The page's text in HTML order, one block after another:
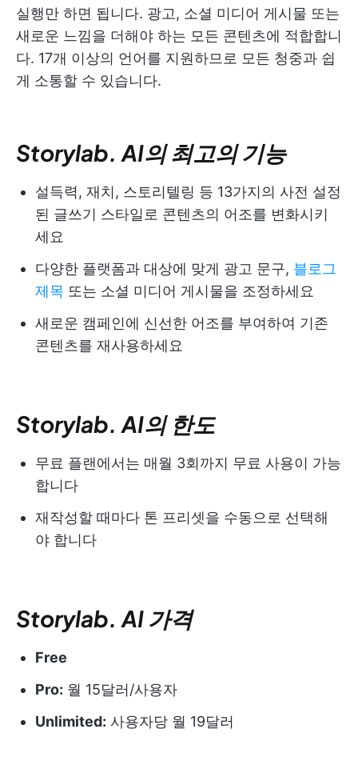
실행만 하면 됩니다. 광고, 소셜 미디어 게시물 또는
새로운 느낌을 더해야 하는 모든 콘텐츠에 적합합니
다. 17개 이상의 언어를 지원하므로 모든 청중과 쉽
게 소통할 수 있습니다.
Storylab. AI의 최고의 기능
설득력, 재치, 스토리텔링 등 13가지의 사전 설정
된 글쓰기 스타일로 콘텐츠의 어조를 변화시키
세요
다양한 플랫폼과 대상에 맞게 광고 문구, 블로그
제목 또는 소셜 미디어 게시물을 조정하세요
새로운 캠페인에 신선한 어조를 부여하여 기존
콘텐츠를 재사용하세요
Storylab. AI의 한도
무료 플랜에서는 매월 3회까지 무료 사용이 가능
합니다
재작성할 때마다 톤 프리셋을 수동으로 선택해
야 합니다
Storylab. AI 가격
Free
Pro: 월 15달러/사용자
Unlimited: 사용자당 월 19달러